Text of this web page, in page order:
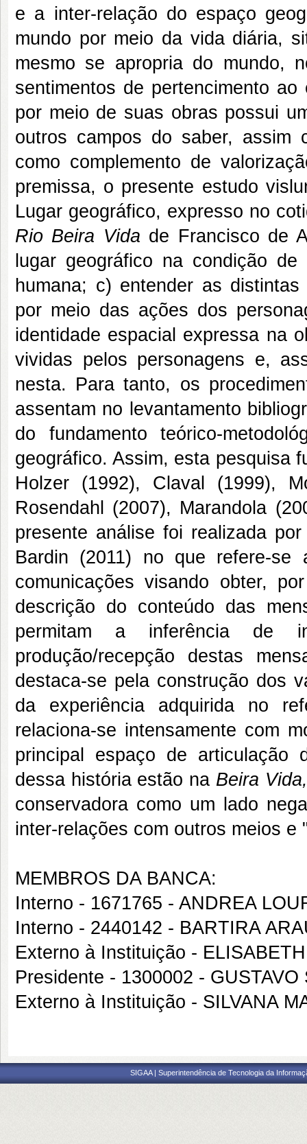
e a inter-relação do espaço
mundo por meio da vida diária,
mesmo se apropria do mundo,
sentimentos de pertencimento
por meio de suas obras possui
outros campos do saber, assim
como complemento de
premissa, o presente estudo
Lugar geográfico, expresso no
Rio Beira Vida de Francisco de
lugar geográfico na condição
humana; c) entender as
por meio das ações dos
identidade espacial expressa na
vividas pelos personagens e,
nesta. Para tanto, os
assentam no levantamento
do fundamento teórico-
geográfico. Assim, esta pesquisa
Holzer (1992), Claval (1999),
Rosendahl (2007), Marandola
presente análise foi realizada
Bardin (2011) no que refere-
comunicações visando obter,
descrição do conteúdo das
permitam a inferência de
produção/recepção destas
destaca-se pela construção dos
da experiência adquirida no
relaciona-se intensamente com
principal espaço de articulação
dessa história estão na Beira
conservadora como um lado
inter-relações com outros meios
MEMBROS DA BANCA:
Interno - 1671765 - ANDREA
Interno - 2440142 - BARTIRA
Externo à Instituição -
Presidente - 1300002 -
Externo à Instituição - SILVANA
SIGAA | Superintendência de Tecnologia da